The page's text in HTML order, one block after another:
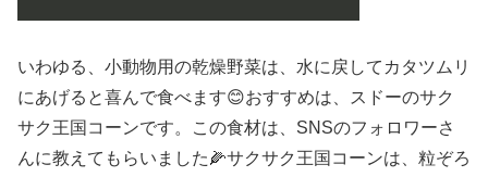
いわゆる、小動物用の乾燥野菜は、水に戻してカタツムリ
にあげると喜んで食べます😊おすすめは、スドーのサク
サク王国コーンです。この食材は、SNSのフォロワーさ
んに教えてもらいました🌽サクサク王国コーンは、粒ぞろ